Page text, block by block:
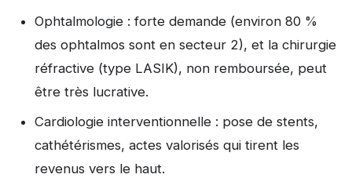
Ophtalmologie : forte demande (environ 80 %
des ophtalmos sont en secteur 2), et la chirurgie
réfractive (type LASIK), non remboursée, peut
être très lucrative.
Cardiologie interventionnelle : pose de stents,
cathétérismes, actes valorisés qui tirent les
revenus vers le haut.